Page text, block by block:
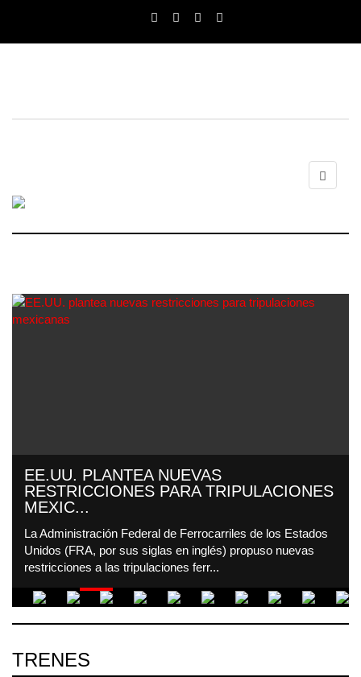
EE.UU. PLANTEA NUEVAS
RESTRICCIONES PARA TRIPULACIONES
MEXIC...
La Administración Federal de Ferrocarriles de los Estados
Unidos (FRA, por sus siglas en inglés) propuso nuevas
restricciones a las tripulaciones ferr...
TRENES